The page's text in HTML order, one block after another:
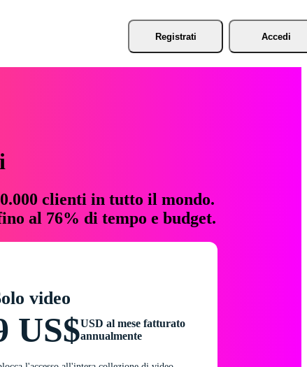
Registrati Accedi
clienti in tutto il mondo.
al 76% di tempo e budget.
video
US$USD al mese fatturato
annualmente